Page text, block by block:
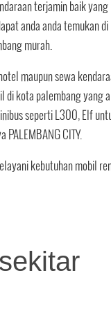
terjamin baik yang
anda anda temukan di
murah.
maupun sewa
di kota palembang yang
seperti L300, Elf
CITY.
kebutuhan mobil